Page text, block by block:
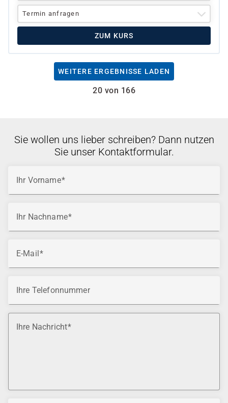
Termin anfragen
ZUM KURS
WEITERE ERGEBNISSE LADEN
20 von 166
Sie wollen uns lieber schreiben? Dann nutzen
Sie unser Kontaktformular.
Ihr Vorname
Ihr Nachname
E-Mail
Ihre Telefonnummer
Ihre Nachricht